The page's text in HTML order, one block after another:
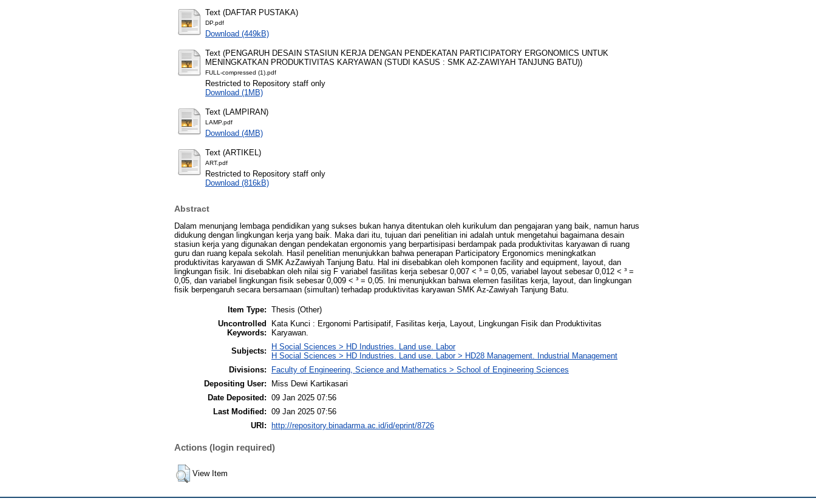
Text (DAFTAR PUSTAKA)
DP.pdf
Download (449kB)
Text (PENGARUH DESAIN STASIUN KERJA DENGAN PENDEKATAN PARTICIPATORY ERGONOMICS UNTUK
MENINGKATKAN PRODUKTIVITAS KARYAWAN (STUDI KASUS : SMK AZ-ZAWIYAH TANJUNG BATU))
FULL-compressed (1).pdf
Restricted to Repository staff only
Download (1MB)
Text (LAMPIRAN)
LAMP.pdf
Download (4MB)
Text (ARTIKEL)
ART.pdf
Restricted to Repository staff only
Download (816kB)
Abstract
Dalam menunjang lembaga pendidikan yang sukses bukan hanya ditentukan oleh kurikulum dan pengajaran yang baik, namun harus
didukung dengan lingkungan kerja yang baik. Maka dari itu, tujuan dari penelitian ini adalah untuk mengetahui bagaimana desain
stasiun kerja yang digunakan dengan pendekatan ergonomis yang berpartisipasi berdampak pada produktivitas karyawan di ruang
guru dan ruang kepala sekolah. Hasil penelitian menunjukkan bahwa penerapan Participatory Ergonomics meningkatkan
produktivitas karyawan di SMK AzZawiyah Tanjung Batu. Hal ini disebabkan oleh komponen facility and equipment, layout, dan
lingkungan fisik. Ini disebabkan oleh nilai sig F variabel fasilitas kerja sebesar 0,007 < ³ = 0,05, variabel layout sebesar 0,012 < ³ =
0,05, dan variabel lingkungan fisik sebesar 0,009 < ³ = 0,05. Ini menunjukkan bahwa elemen fasilitas kerja, layout, dan lingkungan
fisik berpengaruh secara bersamaan (simultan) terhadap produktivitas karyawan SMK Az-Zawiyah Tanjung Batu.
Item Type: Thesis (Other)
Uncontrolled
Keywords:
Kata Kunci : Ergonomi Partisipatif, Fasilitas kerja, Layout, Lingkungan Fisik dan Produktivitas
Karyawan.
Subjects:
H Social Sciences > HD Industries. Land use. Labor
H Social Sciences > HD Industries. Land use. Labor > HD28 Management. Industrial Management
Divisions:
Faculty of Engineering, Science and Mathematics > School of Engineering Sciences
Depositing User:
Miss Dewi Kartikasari
Date Deposited: 09 Jan 2025 07:56
Last Modified: 09 Jan 2025 07:56
URI:
http://repository.binadarma.ac.id/id/eprint/8726
Actions (login required)
View Item